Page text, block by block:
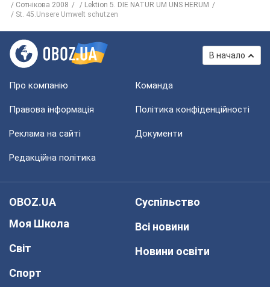
Сотнікова 2008
Lektion 5. DIE NATUR UM UNS HERUM
St. 45.Unsere Umwelt schutzen
В начало
Про компанію Команда
Правова інформація Політика конфіденційності
Реклама на сайті Документи
Редакційна політика
OBOZ.UA
Моя Школа
Світ
Спорт
Суспільство
Всі новини
Новини освіти